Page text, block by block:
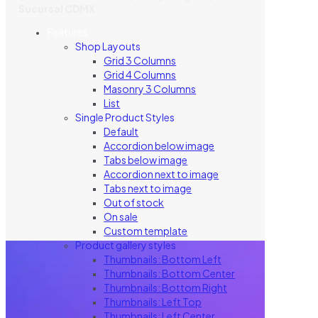
Shop Layouts
Grid 3 Columns
Grid 4 Columns
Masonry 3 Columns
List
Single Product Styles
Default
Accordion below image
Tabs below image
Accordion next to image
Tabs next to image
Out of stock
On sale
Custom template
Product gallery styles
Thumbnails: Bottom Left
Thumbnails: Bottom Center
Thumbnails: Bottom Right
Thumbnails: Left Top